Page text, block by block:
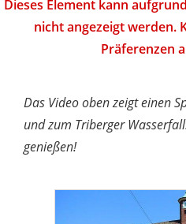
Dieses Element kann
nicht angezeigt werden.
Präferenzen
Das Video oben zeigt einen
und zum Triberger
genießen!